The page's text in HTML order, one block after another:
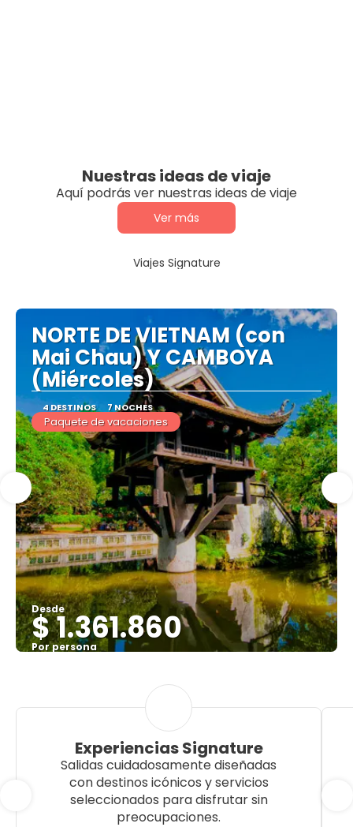
Nuestras ideas de viaje
Aquí podrás ver nuestras ideas de viaje
Ver más
Viajes Signature
NORTE DE VIETNAM (con
Mai Chau) Y CAMBOYA
(Miércoles)
4 DESTINOS 7 NOCHES
Paquete de vacaciones
Desde
$ 1.361.860
Por persona
Experiencias Signature
Salidas cuidadosamente diseñadas
con destinos icónicos y servicios
seleccionados para disfrutar sin
preocupaciones.